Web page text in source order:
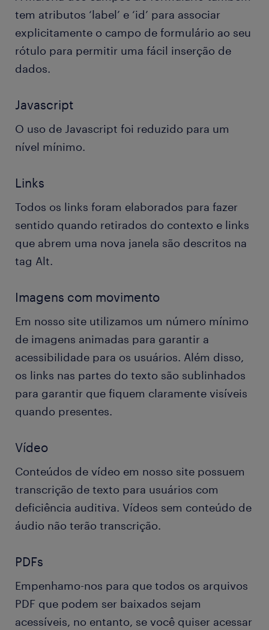
tem atributos ‘label’ e ‘id’ para associar
explicitamente o campo de formulário ao seu
rótulo para permitir uma fácil inserção de
dados.
Javascript
O uso de Javascript foi reduzido para um
nível mínimo.
Links
Todos os links foram elaborados para fazer
sentido quando retirados do contexto e links
que abrem uma nova janela são descritos na
tag Alt.
Imagens com movimento
Em nosso site utilizamos um número mínimo
de imagens animadas para garantir a
acessibilidade para os usuários. Além disso,
os links nas partes do texto são sublinhados
para garantir que fiquem claramente visíveis
quando presentes.
Vídeo
Conteúdos de vídeo em nosso site possuem
transcrição de texto para usuários com
deficiência auditiva. Vídeos sem conteúdo de
áudio não terão transcrição.
PDFs
Empenhamo-nos para que todos os arquivos
PDF que podem ser baixados sejam
acessíveis, no entanto, se você quiser acessar